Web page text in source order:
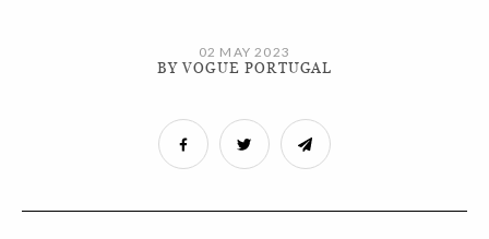
02 MAY 2023
BY VOGUE PORTUGAL